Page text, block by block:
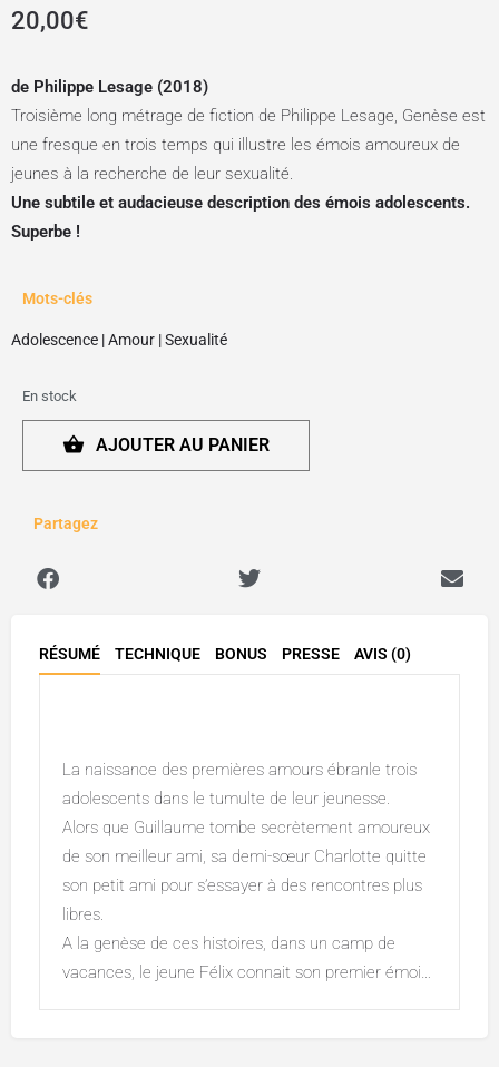
20,00€
de Philippe Lesage (2018)
Troisième long métrage de fiction de Philippe Lesage, Genèse est
une fresque en trois temps qui illustre les émois amoureux de
jeunes à la recherche de leur sexualité.
Une subtile et audacieuse description des émois adolescents.
Superbe !
Mots-clés
Adolescence |Amour |Sexualité
En stock
AJOUTER AU PANIER
Partagez
RÉSUMÉ TECHNIQUE BONUS PRESSE AVIS (0)
La naissance des premières amours ébranle trois
adolescents dans le tumulte de leur jeunesse.
Alors que Guillaume tombe secrètement amoureux
de son meilleur ami, sa demi-sœur Charlotte quitte
son petit ami pour s’essayer à des rencontres plus
libres.
A la genèse de ces histoires, dans un camp de
vacances, le jeune Félix connait son premier émoi…